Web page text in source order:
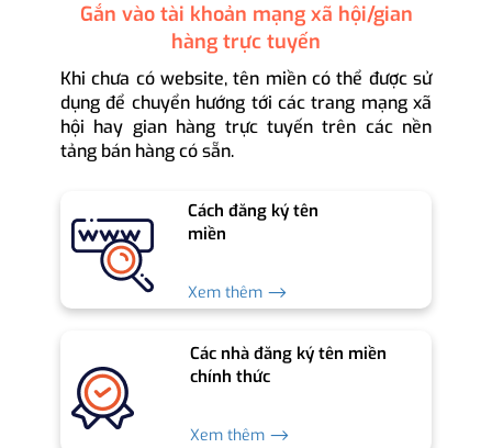
Gắn vào tài khoản mạng xã hội/gian
hàng trực tuyến
Khi chưa có website, tên miền có thể được sử
dụng để chuyển hướng tới các trang mạng xã
hội hay gian hàng trực tuyến trên các nền
tảng bán hàng có sẵn.
Cách đăng ký tên
miền
Xem thêm ⟶
Các nhà đăng ký tên miền
chính thức
Xem thêm ⟶